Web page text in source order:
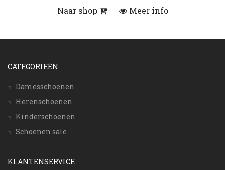
Naar shop Meer info
CATEGORIEËN
Damesschoenen
Herenschoenen
Kinderschoenen
Schoenen sale
KLANTENSERVICE